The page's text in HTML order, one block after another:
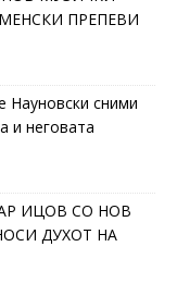
ПРЕПЕВИ
Науновски сними
и неговата
ИЦОВ СО НОВ
ДУХОТ НА